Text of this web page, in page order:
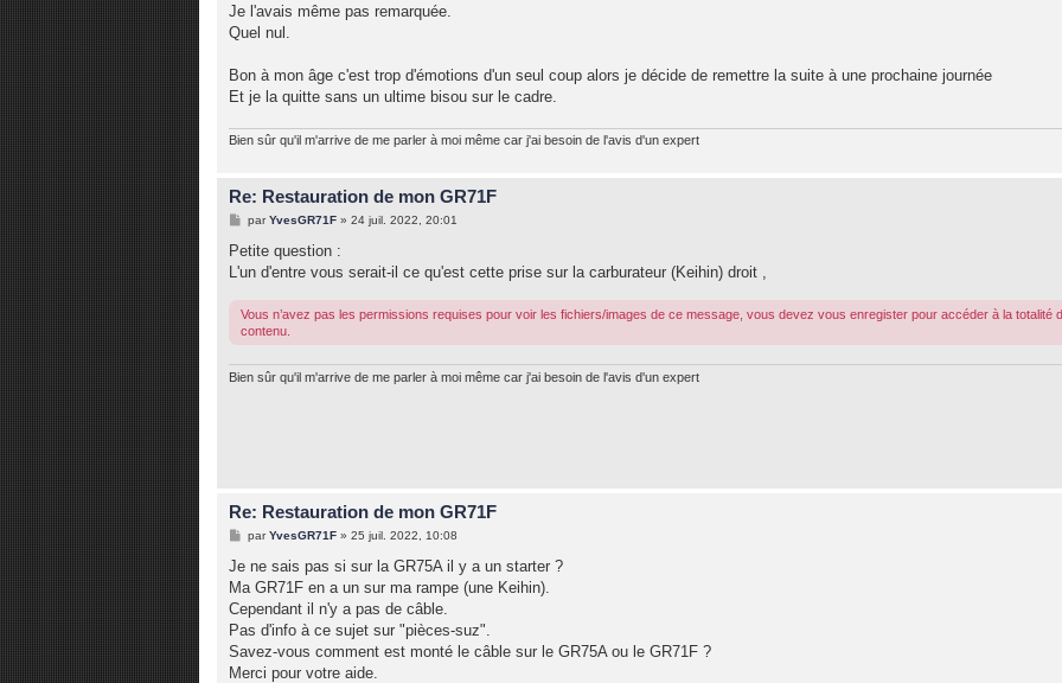
Je l'avais même pas remarquée.
Quel nul.
Bon à mon âge c'est trop d'émotions d'un seul coup alors je décide de remettre la suite à une prochaine journée
Et je la quitte sans un ultime bisou sur le cadre.
Bien sûr qu'il m'arrive de me parler à moi même car j'ai besoin de l'avis d'un expert
Re: Restauration de mon GR71F
M
s
a
parYvesGR71F» 24 juil. 2022, 20:01
Petite question :
L'un d'entre vous serait-il ce qu'est cette prise sur la carburateur (Keihin) droit ,
Vous n’avez pas les permissions requises pour voir les fichiers/images de ce message, vous devez vous enregister pour accéder à la totalité
contenu.
Bien sûr qu'il m'arrive de me parler à moi même car j'ai besoin de l'avis d'un expert
Re: Restauration de mon GR71F
M
s
a
g
e
parYvesGR71F» 25 juil. 2022, 10:08
Je ne sais pas si sur la GR75A il y a un starter ?
Ma GR71F en a un sur ma rampe (une Keihin).
Cependant il n'y a pas de câble.
Pas d'info à ce sujet sur "pièces-suz".
Savez-vous comment est monté le câble sur le GR75A ou le GR71F ?
Merci pour votre aide.